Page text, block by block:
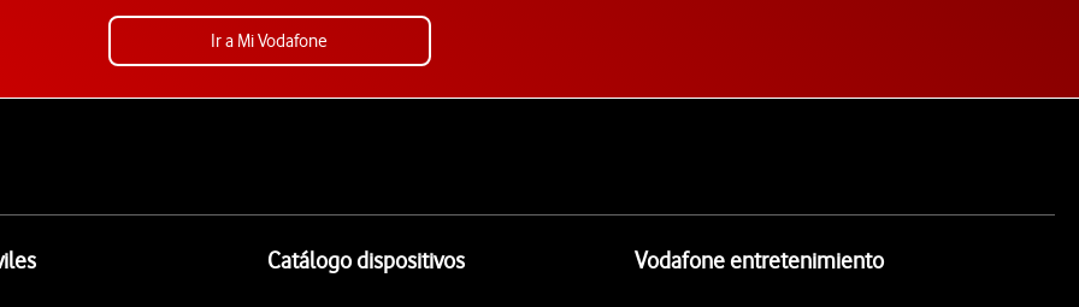
Ir a Mi Vodafone
Catálogo dispositivos Vodafone entretenimiento